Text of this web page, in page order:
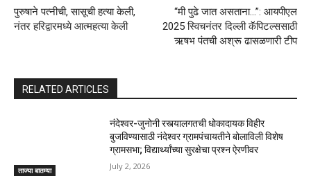
पुरुषाने पत्नीची, सासूची हत्या केली,
नंतर हरिद्वारमध्ये आत्महत्या केली
“मी पुढे जात असताना…”: आयपीएल
2025 स्विचनंतर दिल्ली कॅपिटल्ससाठी
ऋषभ पंतची अश्रू ढासळणारी टीप
RELATED ARTICLES
ताज्या बातम्या
नंदेश्वर-जुनोनी रस्त्यालगतची धोकादायक विहीर
बुजविण्यासाठी नंदेश्वर ग्रामपंचायतीने बोलाविली विशेष
ग्रामसभा; विद्यार्थ्यांच्या सुरक्षेचा प्रश्न ऐरणीवर
July 2, 2026